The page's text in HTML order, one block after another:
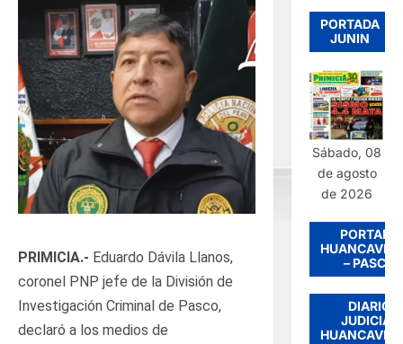
PRIMICIA.- Eduardo Dávila Llanos,
coronel PNP jefe de la División de
Investigación Criminal de Pasco,
declaró a los medios de
PORTADA
JUNIN
Sábado, 08
de agosto
de 2026
PORTADA
– PASCO
DIARIO
JUDICIAL